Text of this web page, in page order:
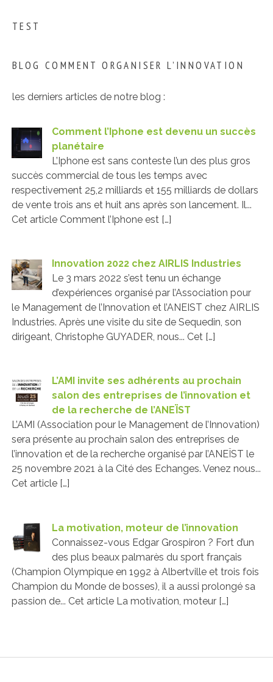
TEST
BLOG COMMENT ORGANISER L’INNOVATION
les derniers articles de notre blog :
Comment l’Iphone est devenu un succès
planétaire
L’Iphone est sans conteste l’un des plus gros
succès commercial de tous les temps avec
respectivement 25,2 milliards et 155 milliards de dollars
de vente trois ans et huit ans après son lancement. Il...
Cet article Comment l’Iphone est […]
Innovation 2022 chez AIRLIS Industries
Le 3 mars 2022 s’est tenu un échange
d’expériences organisé par l’Association pour
le Management de l’Innovation et l’ANEIST chez AIRLIS
Industries. Après une visite du site de Sequedin, son
dirigeant, Christophe GUYADER, nous... Cet […]
L’AMI invite ses adhérents au prochain
salon des entreprises de l’innovation et
de la recherche de l’ANEÏST
L’AMI (Association pour le Management de l’Innovation)
sera présente au prochain salon des entreprises de
l’innovation et de la recherche organisé par l’ANEÏST le
25 novembre 2021 à la Cité des Echanges. Venez nous...
Cet article […]
La motivation, moteur de l’innovation
Connaissez-vous Edgar Grospiron ? Fort d’un
des plus beaux palmarès du sport français
(Champion Olympique en 1992 à Albertville et trois fois
Champion du Monde de bosses), il a aussi prolongé sa
passion de... Cet article La motivation, moteur […]